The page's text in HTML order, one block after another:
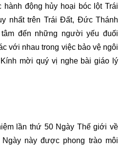
động hủy hoại bóc lột Trái
nhất trên Trái Đất, Đức Thánh
đến những người yếu đuối
với nhau trong việc bảo vệ ngôi
mời quý vị nghe bài giáo lý
lần thứ 50 Ngày Thế giới về
này được phong trào môi